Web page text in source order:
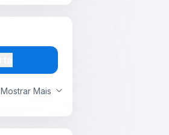
Mostrar Mais